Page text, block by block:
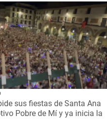
sus fiestas de Santa Ana
Pobre de Mí y ya inicia la